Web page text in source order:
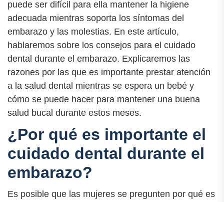
puede ser difícil para ella mantener la higiene
adecuada mientras soporta los síntomas del
embarazo y las molestias. En este artículo,
hablaremos sobre los consejos para el cuidado
dental durante el embarazo. Explicaremos las
razones por las que es importante prestar atención
a la salud dental mientras se espera un bebé y
cómo se puede hacer para mantener una buena
salud bucal durante estos meses.
¿Por qué es importante el
cuidado dental durante el
embarazo?
Es posible que las mujeres se pregunten por qué es